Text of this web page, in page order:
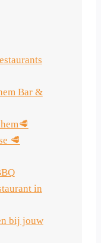
Bar &
🥩
in
bij jouw